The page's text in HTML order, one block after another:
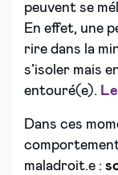
peuvent se
En effet, une
rire dans la
s’isoler mais
entouré(e).
Dans ces
maladroit.e :